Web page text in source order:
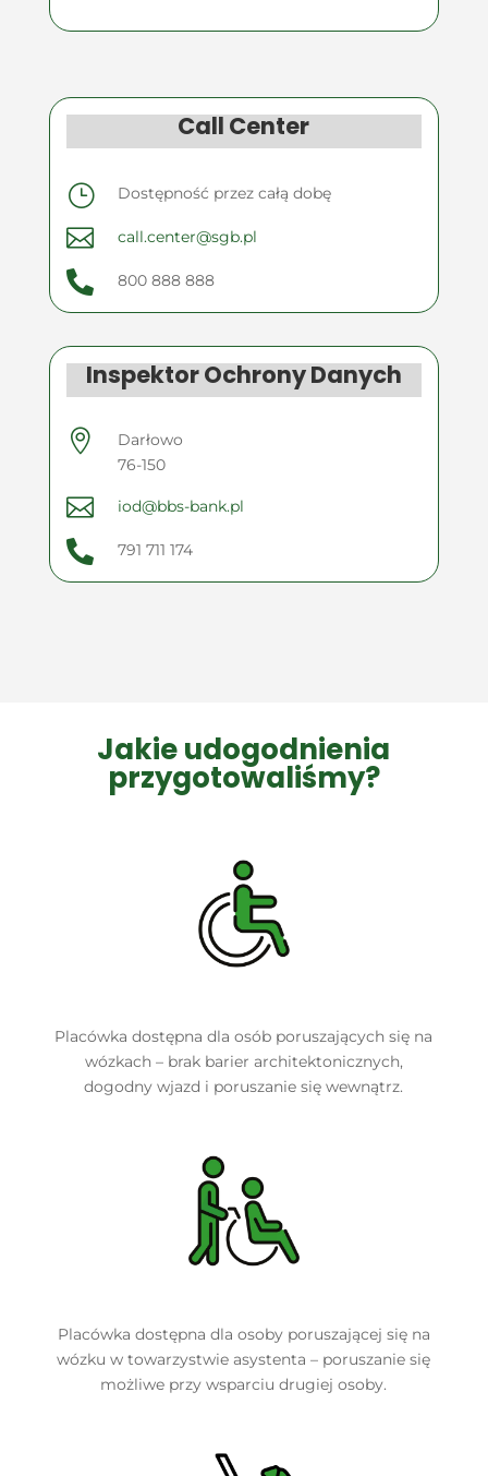
Call Center
} Dostępność przez całą dobę
 call.center@sgb.pl
 800 888 888
Inspektor Ochrony Danych

Darłowo
76-150
 iod@bbs-bank.pl
 791 711 174
Jakie udogodnienia
przygotowaliśmy?
Placówka dostępna dla osób poruszających się na
wózkach – brak barier architektonicznych,
dogodny wjazd i poruszanie się wewnątrz.
Placówka dostępna dla osoby poruszającej się na
wózku w towarzystwie asystenta – poruszanie się
możliwe przy wsparciu drugiej osoby.